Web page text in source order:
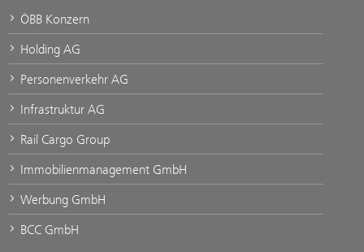
ÖBB Konzern
Holding AG
Personenverkehr AG
Infrastruktur AG
Rail Cargo Group
Immobilienmanagement GmbH
Werbung GmbH
BCC GmbH